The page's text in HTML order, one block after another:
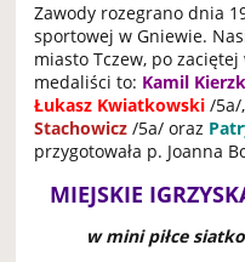
Zawody rozegrano dnia
sportowej w Gniewie.
miasto Tczew, po
medaliści to: Kamil
Łukasz Kwiatkowski /
Stachowicz /5a/ oraz
przygotowała p. Joanna
MIEJSKIE
w mini piłce